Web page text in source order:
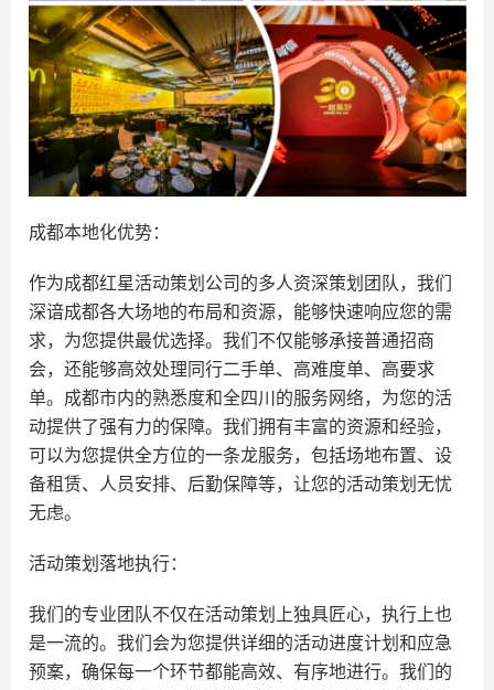
成都本地化优势：
作为成都红星活动策划公司的多人资深策划团队，我们
深谙成都各大场地的布局和资源，能够快速响应您的需
求，为您提供最优选择。我们不仅能够承接普通招商
会，还能够高效处理同行二手单、高难度单、高要求
单。成都市内的熟悉度和全四川的服务网络，为您的活
动提供了强有力的保障。我们拥有丰富的资源和经验，
可以为您提供全方位的一条龙服务，包括场地布置、设
备租赁、人员安排、后勤保障等，让您的活动策划无忧
无虑。
活动策划落地执行：
我们的专业团队不仅在活动策划上独具匠心，执行上也
是一流的。我们会为您提供详细的活动进度计划和应急
预案，确保每一个环节都能高效、有序地进行。我们的